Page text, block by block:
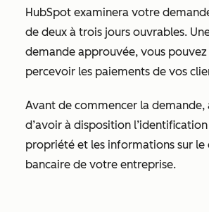
HubSpot examinera votre
de deux à trois jours ouvrables.
demande approuvée, vous
percevoir les paiements de vos
Avant de commencer la demande,
d’avoir à disposition
propriété et les informations sur le
bancaire de votre entreprise.